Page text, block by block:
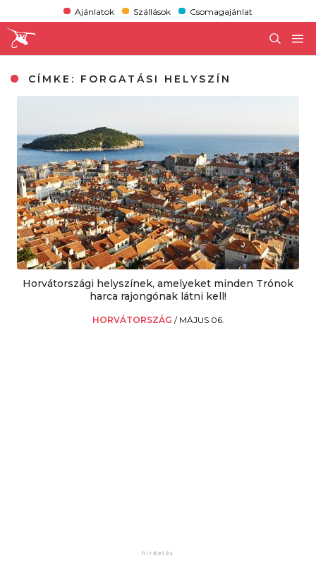
Ajánlatok Szállások Csomagajánlat
CÍMKE: FORGATÁSI HELYSZÍN
Horvátországi helyszínek, amelyeket minden Trónok
harca rajongónak látni kell!
HORVÁTORSZÁG / MÁJUS 06.